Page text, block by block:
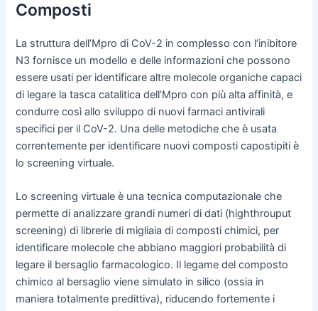
Composti
La struttura dell’Mpro di CoV-2 in complesso con l’inibitore
N3 fornisce un modello e delle informazioni che possono
essere usati per identificare altre molecole organiche capaci
di legare la tasca catalitica dell’Mpro con più alta affinità, e
condurre così allo sviluppo di nuovi farmaci antivirali
specifici per il CoV-2. Una delle metodiche che è usata
correntemente per identificare nuovi composti capostipiti è
lo screening virtuale.
Lo screening virtuale è una tecnica computazionale che
permette di analizzare grandi numeri di dati (highthrouput
screening) di librerie di migliaia di composti chimici, per
identificare molecole che abbiano maggiori probabilità di
legare il bersaglio farmacologico. Il legame del composto
chimico al bersaglio viene simulato in silico (ossia in
maniera totalmente predittiva), riducendo fortemente i